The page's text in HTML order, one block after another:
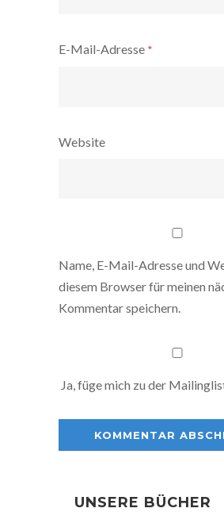
E-Mail-Adresse *
Website
Name, E-Mail-Adresse und
diesem Browser für meinen
Kommentar speichern.
Ja, füge mich zu der
UNSERE BÜCHER